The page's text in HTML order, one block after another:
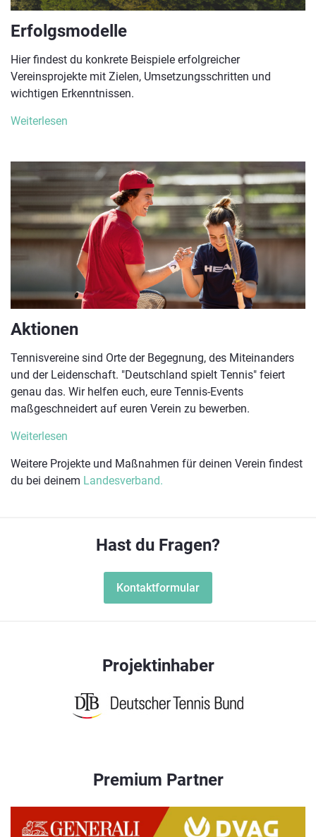
Erfolgsmodelle
Hier findest du konkrete Beispiele erfolgreicher
Vereinsprojekte mit Zielen, Umsetzungsschritten und
wichtigen Erkenntnissen.
Weiterlesen
Aktionen
Tennisvereine sind Orte der Begegnung, des Miteinanders
und der Leidenschaft. "Deutschland spielt Tennis" feiert
genau das. Wir helfen euch, eure Tennis-Events
maßgeschneidert auf euren Verein zu bewerben.
Weiterlesen
Weitere Projekte und Maßnahmen für deinen Verein findest
du bei deinem Landesverband.
Hast du Fragen?
Kontaktformular
Projektinhaber
Premium Partner